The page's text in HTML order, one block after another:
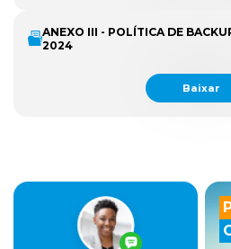
ANEXO III - POLÍTICA DE
2024
Baixar